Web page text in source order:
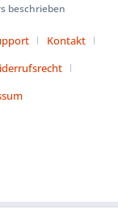
beschrieben
Kontakt